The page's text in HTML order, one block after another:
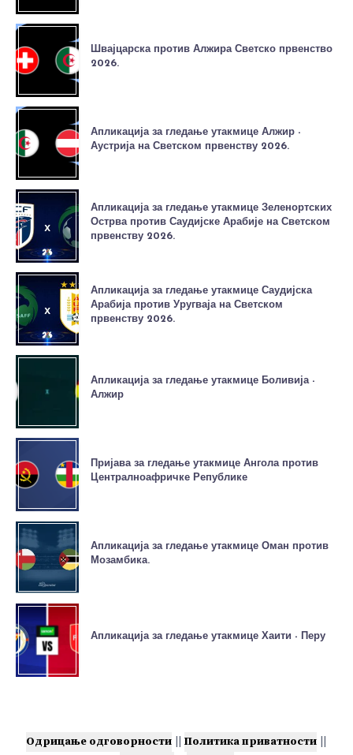
Швајцарска против Алжира Светско првенство
2026.
Апликација за гледање утакмице Алжир -
Аустрија на Светском првенству 2026.
Апликација за гледање утакмице Зеленортских
Острва против Саудијске Арабије на Светском
првенству 2026.
Апликација за гледање утакмице Саудијска
Арабија против Уругваја на Светском
првенству 2026.
Апликација за гледање утакмице Боливија -
Алжир
Пријава за гледање утакмице Ангола против
Централноафричке Републике
Апликација за гледање утакмице Оман против
Мозамбика.
Апликација за гледање утакмице Хаити - Перу
Одрицање одговорности ||Политика приватности